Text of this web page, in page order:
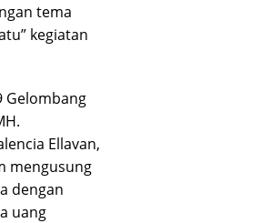
tema
kegiatan
Gelombang
Ellavan,
mengusung
dengan
uang